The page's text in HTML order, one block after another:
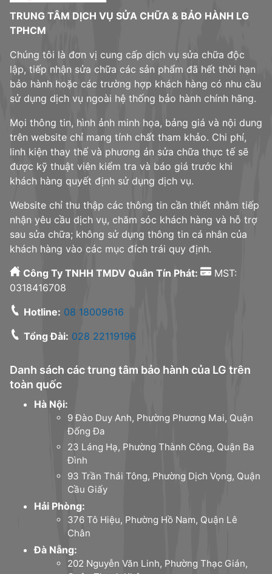
TRUNG TÂM DỊCH VỤ SỬA CHỮA & BẢO HÀNH LG
TPHCM
Chúng tôi là đơn vị cung cấp dịch vụ sửa chữa độc
lập, tiếp nhận sửa chữa các sản phẩm đã hết thời hạn
bảo hành hoặc các trường hợp khách hàng có nhu cầu
sử dụng dịch vụ ngoài hệ thống bảo hành chính hãng.
Mọi thông tin, hình ảnh minh họa, bảng giá và nội dung
trên website chỉ mang tính chất tham khảo. Chi phí,
linh kiện thay thế và phương án sửa chữa thực tế sẽ
được kỹ thuật viên kiểm tra và báo giá trước khi
khách hàng quyết định sử dụng dịch vụ.
Website chỉ thu thập các thông tin cần thiết nhằm tiếp
nhận yêu cầu dịch vụ, chăm sóc khách hàng và hỗ trợ
sau sửa chữa; không sử dụng thông tin cá nhân của
khách hàng vào các mục đích trái quy định.
Công Ty TNHH TMDV Quân Tín Phát:
MST:
0318416708
Hotline: 08 18009616
Tổng Đài: 028 22119196
Danh sách các trung tâm bảo hành của LG trên
toàn quốc
Hà Nội:
9 Đào Duy Anh, Phường Phương Mai, Quận
Đống Đa
23 Láng Hạ, Phường Thành Công, Quận Ba
Đình
93 Trần Thái Tông, Phường Dịch Vọng, Quận
Cầu Giấy
Hải Phòng:
376 Tô Hiệu, Phường Hồ Nam, Quận Lê
Chân
Đà Nẵng:
202 Nguyễn Văn Linh, Phường Thạc Gián,